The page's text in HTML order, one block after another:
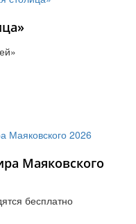
Маяковского
бесплатно